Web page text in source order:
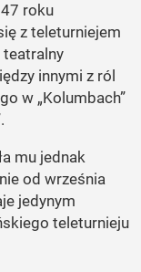
roku
z teleturniejem
teatralny
innymi z ról
w „Kolumbach”
mu jednak
od września
jedynym
teleturnieju